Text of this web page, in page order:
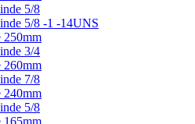
5/8
5/8 -1 -14UNS
3/4
7/8
5/8